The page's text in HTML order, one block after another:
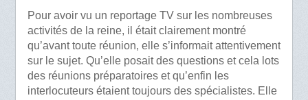
Pour avoir vu un reportage TV sur les nombreuses
activités de la reine, il était clairement montré
qu’avant toute réunion, elle s’informait attentivement
sur le sujet. Qu’elle posait des questions et cela lots
des réunions préparatoires et qu’enfin les
interlocuteurs étaient toujours des spécialistes. Elle